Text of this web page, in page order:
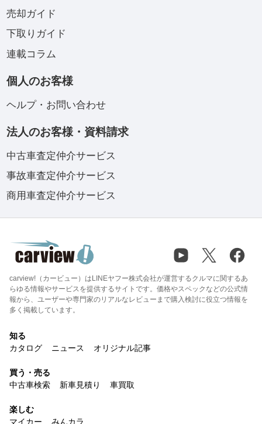
売却ガイド
下取りガイド
連載コラム
個人のお客様
ヘルプ・お問い合わせ
法人のお客様・資料請求
中古車査定仲介サービス
事故車査定仲介サービス
商用車査定仲介サービス
carview!（カービュー）はLINEヤフー株式会社が運営するクルマに関するあ
らゆる情報やサービスを提供するサイトです。価格やスペックなどの公式情
報から、ユーザーや専門家のリアルなレビューまで購入検討に役立つ情報を
多く掲載しています。
知る
カタログ
ニュース オリジナル記事
買う・売る
中古車検索
新車見積り 車買取
楽しむ
マイカー
みんカラ